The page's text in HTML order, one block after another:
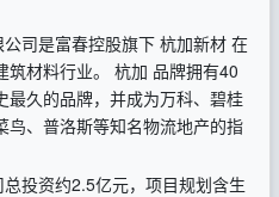
司是富春控股旗下 杭加新材 在
筑材料行业。 杭加 品牌拥有40
最久的品牌，并成为万科、碧桂
鸟、普洛斯等知名物流地产的指
投资约2.5亿元，项目规划含生